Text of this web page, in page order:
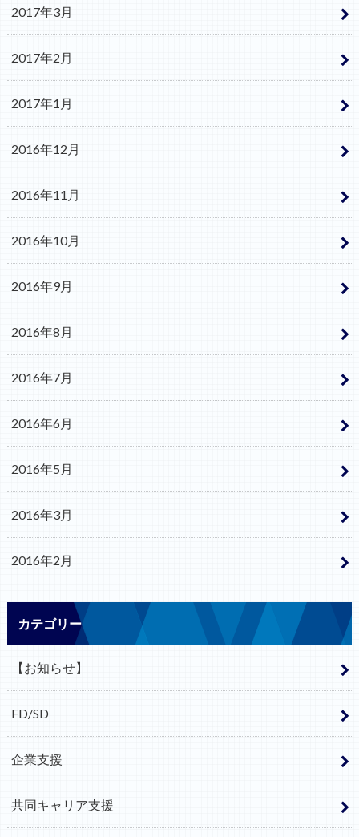
2017年3月
2017年2月
2017年1月
2016年12月
2016年11月
2016年10月
2016年9月
2016年8月
2016年7月
2016年6月
2016年5月
2016年3月
2016年2月
カテゴリー
【お知らせ】
FD/SD
企業支援
共同キャリア支援